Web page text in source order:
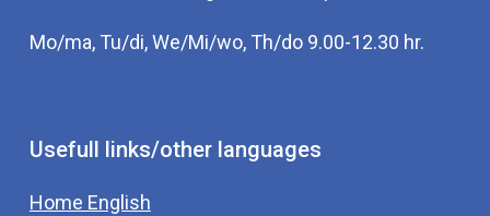
Mo/ma, Tu/di, We/Mi/wo, Th/do 9.00-12.30 hr.
Usefull links/other languages
Home English